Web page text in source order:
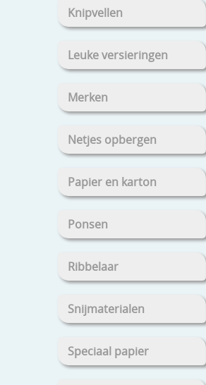
Knipvellen
Leuke versieringen
Merken
Netjes opbergen
Papier en karton
Ponsen
Ribbelaar
Snijmaterialen
Speciaal papier